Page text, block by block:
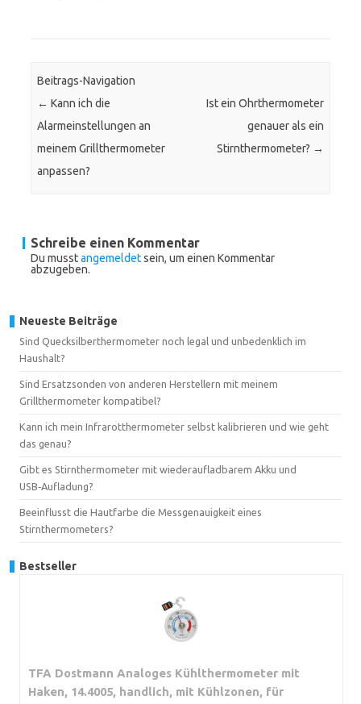
Beitrags-Navigation
← Kann ich die
Alarmeinstellungen an
meinem Grillthermometer
anpassen?
Ist ein Ohrthermometer
genauer als ein
Stirnthermometer? →
Schreibe einen Kommentar
Du musstangemeldetsein, um einen Kommentar
abzugeben.
Neueste Beiträge
Sind Quecksilberthermometer noch legal und unbedenklich im
Haushalt?
Sind Ersatzsonden von anderen Herstellern mit meinem
Grillthermometer kompatibel?
Kann ich mein Infrarotthermometer selbst kalibrieren und wie geht
das genau?
Gibt es Stirnthermometer mit wiederaufladbarem Akku und
USB‑Aufladung?
Beeinflusst die Hautfarbe die Messgenauigkeit eines
Stirnthermometers?
Bestseller
TFA Dostmann Analoges Kühlthermometer mit
Haken, 14.4005, handlich, mit Kühlzonen, für